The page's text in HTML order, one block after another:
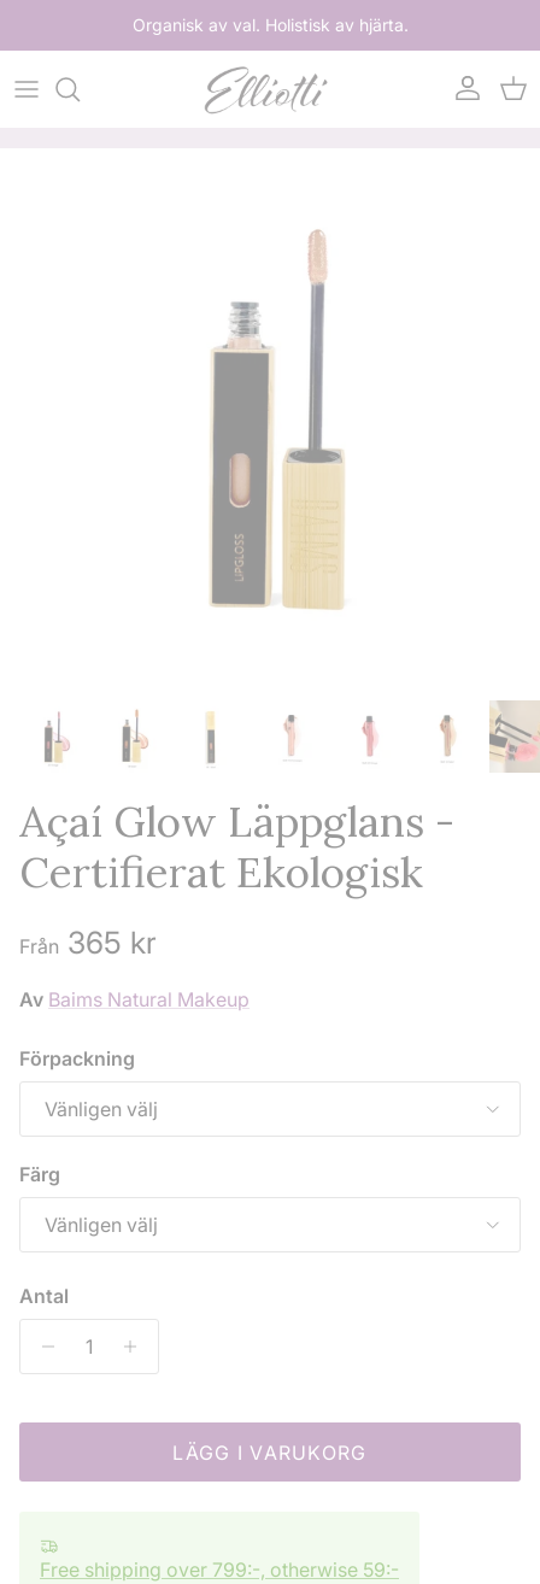
Hoppa till innehållOrganisk av val. Holistisk av hjärta.
Konto
Açaí Glow Läppglans -
Certifierat Ekologisk
Ordinarie pris
Från 365 kr
Av Baims Natural Makeup
Förpackning
Vänligen välj
Färg
Vänligen välj
Antal
LÄGG I VARUKORG
Free shipping over 799:-, otherwise 59:-